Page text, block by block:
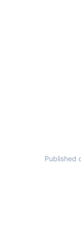
Published